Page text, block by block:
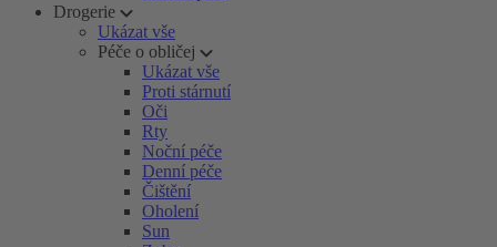
Drogerie
Ukázat vše
Péče o obličej
Ukázat vše
Proti stárnutí
Oči
Rty
Noční péče
Denní péče
Čištění
Oholení
Sun